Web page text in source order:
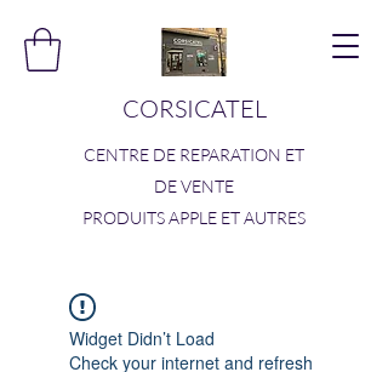
CORSICATEL
CENTRE DE REPARATION ET
DE VENTE
PRODUITS APPLE ET AUTRES
Widget Didn’t Load
Check your internet and refresh